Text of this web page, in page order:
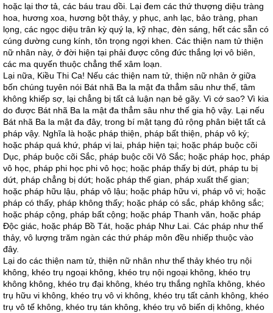
hoặc lại thơ tả, các báu trau dồi. Lại đem các thứ thượng diệu tràng
hoa, hương xoa, hương bột thảy, y phục, anh lạc, bảo tràng, phan
lọng, các ngọc diệu trân kỳ quý lạ, kỹ nhạc, đèn sáng, hết các sẵn có
cúng dường cung kính, tôn trọng ngợi khen. Các thiện nam tử thiện
nữ nhân này, ở đời hiện tại phải được công đức thắng lợi vô biên,
các ma quyến thuộc chẳng thể xâm loạn.
Lại nữa, Kiều Thi Ca! Nếu các thiện nam tử, thiện nữ nhân ở giữa
bốn chúng tuyên nói Bát nhã Ba la mật đa thẳm sâu như thế, tâm
không khiếp sợ, lại chẳng bị tất cả luận nạn bẻ gãy. Vì cớ sao? Vì kia
do được Bát nhã Ba la mật đa thẳm sâu như thế gia hộ vậy. Lại nếu
Bát nhã Ba la mật đa đây, trong bí mật tạng đủ rộng phân biệt tất cả
pháp vậy. Nghĩa là hoặc pháp thiện, pháp bất thiện, pháp vô ký;
hoặc pháp quá khứ, pháp vị lai, pháp hiện tại; hoặc pháp buộc cõi
Dục, pháp buộc cõi Sắc, pháp buộc cõi Vô Sắc; hoặc pháp học, pháp
vô học, pháp phi học phi vô học; hoặc pháp thấy bị dứt, pháp tu bị
dứt, pháp chẳng bị dứt; hoặc pháp thế gian, pháp xuất thế gian;
hoặc pháp hữu lậu, pháp vô lậu; hoặc pháp hữu vi, pháp vô vi; hoặc
pháp có thấy, pháp không thấy; hoặc pháp có sắc, pháp không sắc;
hoặc pháp cộng, pháp bất cộng; hoặc pháp Thanh văn, hoặc pháp
Độc giác, hoặc pháp Bồ Tát, hoặc pháp Như Lai. Các pháp như thế
thảy, vô lượng trăm ngàn các thứ pháp môn đều nhiếp thuộc vào
đây.
Lại do các thiện nam tử, thiện nữ nhân như thế thảy khéo trụ nội
không, khéo trụ ngoại không, khéo trụ nội ngoại không, khéo trụ
không không, khéo trụ đại không, khéo trụ thắng nghĩa không, khéo
trụ hữu vi không, khéo trụ vô vi không, khéo trụ tất cảnh không, khéo
trụ vô tế không, khéo trụ tán không, khéo trụ vô biến dị không, khéo